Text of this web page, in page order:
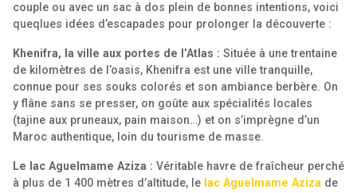
couple ou avec un sac à dos plein de bonnes intentions, voici
queqlues idées d’escapades pour prolonger la découverte :
Khenifra, la ville aux portes de l’Atlas : Située à une trentaine
de kilomètres de l’oasis, Khenifra est une ville tranquille,
connue pour ses souks colorés et son ambiance berbère. On
y flâne sans se presser, on goûte aux spécialités locales
(tajine aux pruneaux, pain maison…) et on s’imprègne d’un
Maroc authentique, loin du tourisme de masse.
Le lac Aguelmame Aziza : Véritable havre de fraîcheur perché
à plus de 1 400 mètres d’altitude, le lac Aguelmame Aziza de